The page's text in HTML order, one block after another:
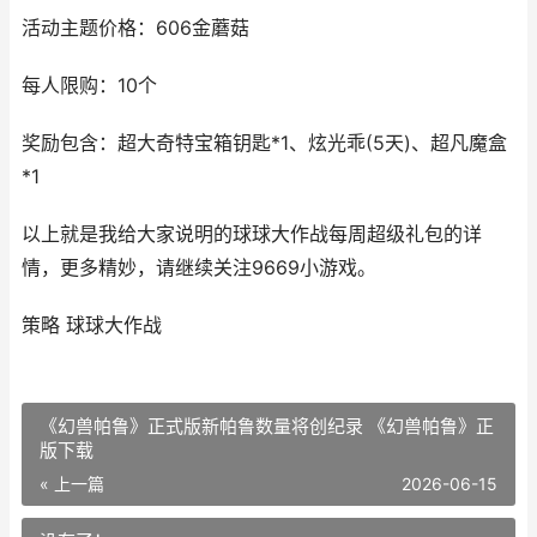
活动主题价格：606金蘑菇
每人限购：10个
奖励包含：超大奇特宝箱钥匙*1、炫光乖(5天)、超凡魔盒
*1
以上就是我给大家说明的球球大作战每周超级礼包的详
情，更多精妙，请继续关注9669小游戏。
策略 球球大作战
《幻兽帕鲁》正式版新帕鲁数量将创纪录 《幻兽帕鲁》正
版下载
« 上一篇 2026-06-15